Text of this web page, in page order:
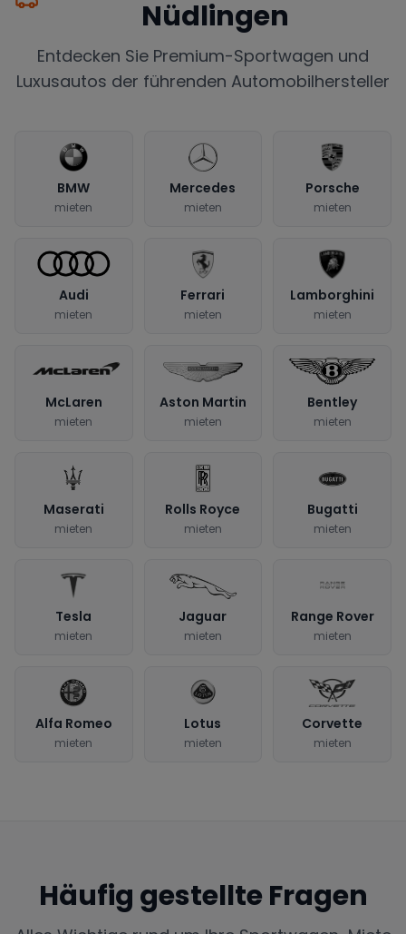
Nüdlingen
Entdecken Sie Premium-Sportwagen und
Luxusautos der führenden Automobilhersteller
BMW
mieten
Mercedes
mieten
Porsche
mieten
Audi
mieten
Ferrari
mieten
Lamborghini
mieten
McLaren
mieten
Aston Martin
mieten
Bentley
mieten
Maserati
mieten
Rolls Royce
mieten
Bugatti
mieten
Tesla
mieten
Jaguar
mieten
Range Rover
mieten
Alfa Romeo
mieten
Lotus
mieten
Corvette
mieten
Häufig gestellte Fragen